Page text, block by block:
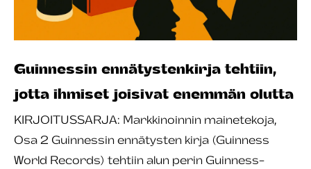
Guinnessin ennätystenkirja tehtiin,
jotta ihmiset joisivat enemmän olutta
KIRJOITUSSARJA: Markkinoinnin mainetekoja,
Osa 2 Guinnessin ennätysten kirja (Guinness
World Records) tehtiin alun perin Guinness-